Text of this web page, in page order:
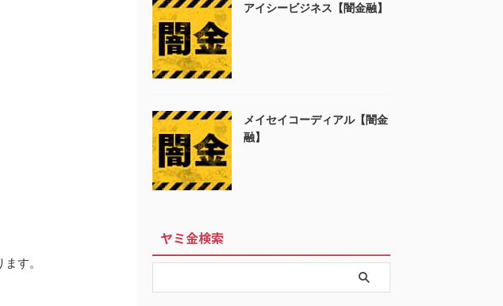
す。
アイシービジネス【闇金融】
メイセイコーディアル【闇金
融】
ヤミ金検索